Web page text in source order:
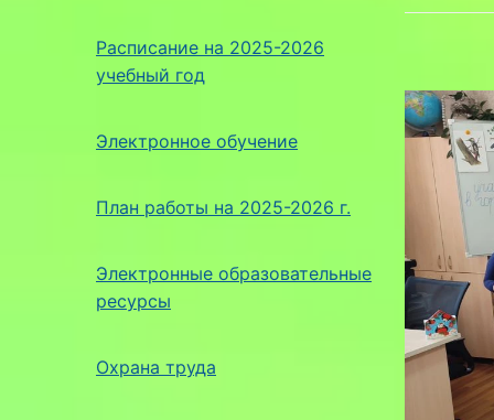
Расписание на 2025-2026
учебный год
Электронное обучение
План работы на 2025-2026 г.
Электронные образовательные
ресурсы
Охрана труда